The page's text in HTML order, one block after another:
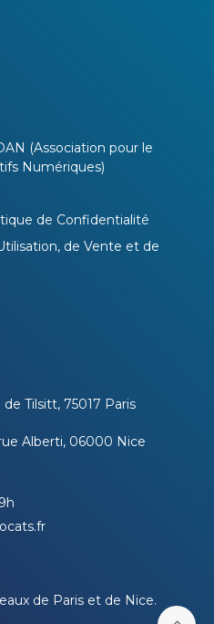
(Association pour le
Numériques)
de Confidentialité
de Vente et de
Tilsitt, 75017 Paris
Alberti, 06000 Nice
de Paris et de Nice.